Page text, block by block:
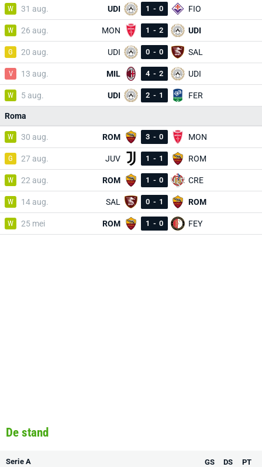
W 31 aug. UDI 1 - 0 FIO
W 26 aug. MON 1 - 2 UDI
G 20 aug. UDI 0 - 0 SAL
V 13 aug. MIL 4 - 2 UDI
W 5 aug. UDI 2 - 1 FER
Roma
W 30 aug. ROM 3 - 0 MON
G 27 aug. JUV 1 - 1 ROM
W 22 aug. ROM 1 - 0 CRE
W 14 aug. SAL 0 - 1 ROM
W 25 mei ROM 1 - 0 FEY
De stand
Serie A GS DS PT